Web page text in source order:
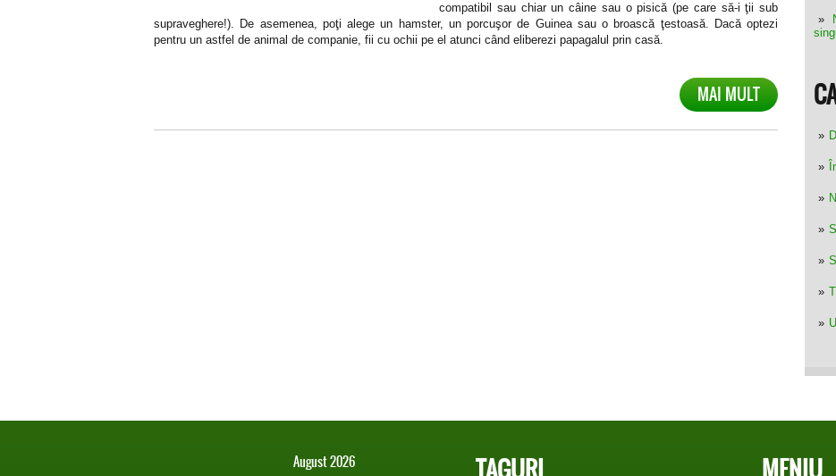
compatibil sau chiar un câine sau o pisică (pe care să-i ţii sub
supraveghere!). De asemenea, poţi alege un hamster, un porcuşor de Guinea sau o broască ţestoasă. Dacă optezi
pentru un astfel de animal de companie, fii cu ochii pe el atunci când eliberezi papagalul prin casă.
MAI MULT
August 2026